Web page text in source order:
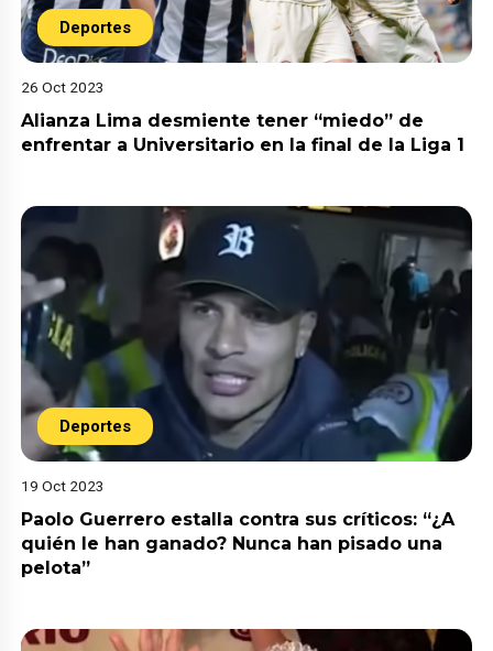
Deportes
26 Oct 2023
Alianza Lima desmiente tener “miedo” de
enfrentar a Universitario en la final de la Liga 1
Deportes
19 Oct 2023
Paolo Guerrero estalla contra sus críticos: “¿A
quién le han ganado? Nunca han pisado una
pelota”